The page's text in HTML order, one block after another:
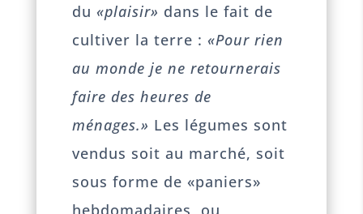
du«plaisir» dans le fait de
cultiver la terre :«Pour rien
au monde je ne retournerais
faire des heures de
ménages.» Les légumes sont
vendus soit au marché, soit
sous forme de «paniers»
hebdomadaires, ou